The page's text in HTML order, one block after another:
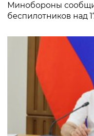
Минобороны
беспилотников над